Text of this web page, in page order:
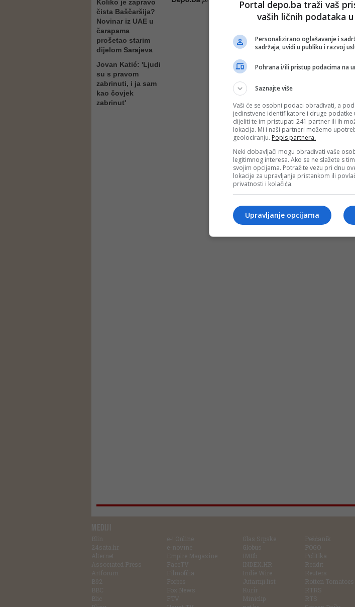
Koliko je zapravo
čista Baščaršija?
Novinar iz UAE u
čarapama
prošetao starim
dijelom Sarajeva
Jovan Katić: 'Ljudi
su s pravom
zabrinuti, i ja sam
kao čovjek
zabrinut'
MEDIJI
Blin
24sata.hr
Alternet
Associated Press
Artforum
B92
BBC
Blic
e-! Online
e-novine
Empire Magazine
FaceTV
Filmofilia
Forbes
Fox News
FTV
Glas Srpske
Globus
IMDb
INDEX.HR
Indie Wire
Jutarnji list
Kurir
Miniclip
Pešćanik
POGO
Politika
Reddit
Reuters
Rotten Tomatoes
RTRS
RTS
Portal depo.ba traži vaš
vaših ličnih podataka
Personalizirano oglašavanje i
sadržaja, uvidi u publiku i razvoj
Pohrana i/ili pristup podacima na
Saznajte više
Vaši će se osobni podaci obrađivati, a
jedinstvene identifikatore i druge podatke
dijeliti te im pristupati 241 partner ili ih
lokacija. Mi i naši partneri možemo
geolociranju. Popis partnera.
Neki dobavljači mogu obrađivati vaše
legitimnog interesa. Ako se ne slažete s
svojim opcijama. Potražite vezu pri dnu
lokacije za upravljanje pristankom ili
privatnosti i kolačića.
Upravljanje opcijama